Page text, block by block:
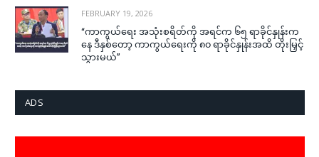
FEBRUARY 19, 2026
“ကာကွယ်ရေး အသုံးစရိတ်ကို အရင်က ၆၅ ရာခိုင်နှုန်းက
နေ ဒီနှစ်တော့ ကာကွယ်ရေးကို ၈၀ ရာခိုင်နှုန်းအထိ တိုးမြှင့်
သွားမယ်”
ADS